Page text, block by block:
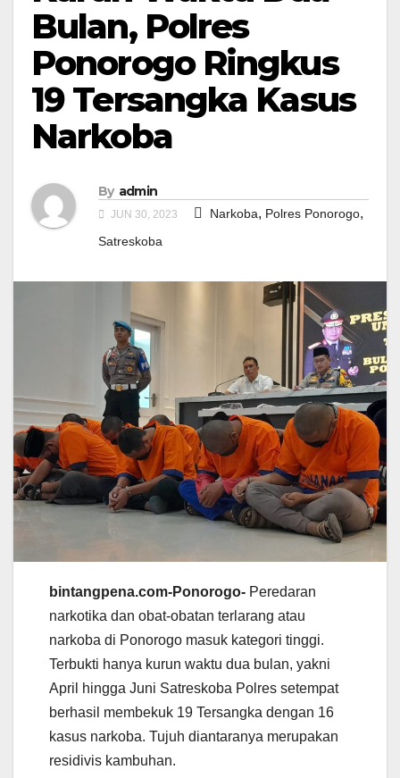
Bulan, Polres
Ponorogo Ringkus
19 Tersangka Kasus
Narkoba
By admin
JUN 30, 2023 Narkoba, Polres Ponorogo,
Satreskoba
bintangpena.com-Ponorogo- Peredaran
narkotika dan obat-obatan terlarang atau
narkoba di Ponorogo masuk kategori tinggi.
Terbukti hanya kurun waktu dua bulan, yakni
April hingga Juni Satreskoba Polres setempat
berhasil membekuk 19 Tersangka dengan 16
kasus narkoba. Tujuh diantaranya merupakan
residivis kambuhan.